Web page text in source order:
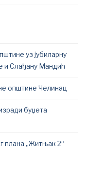
уз јубиларну
и Слађану Мандић
општине Челинац
буџета
плана „Житњак 2“